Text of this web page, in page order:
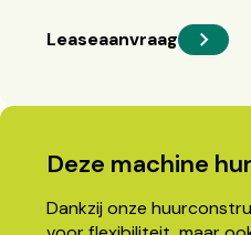
Leaseaanvraag
Deze machine
Dankzij onze